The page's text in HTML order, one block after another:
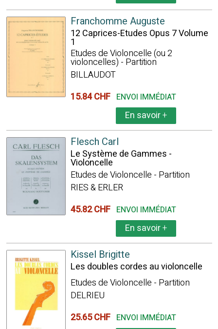
Franchomme Auguste
12 Caprices-Etudes Opus 7 Volume
1
Etudes de Violoncelle (ou 2
violoncelles) - Partition
BILLAUDOT
15.84 CHF ENVOI IMMÉDIAT
En savoir+
Flesch Carl
Le Système de Gammes -
Violoncelle
Etudes de Violoncelle - Partition
RIES & ERLER
45.82 CHF ENVOI IMMÉDIAT
En savoir+
Kissel Brigitte
Les doubles cordes au violoncelle
Etudes de Violoncelle - Partition
DELRIEU
25.65 CHF ENVOI IMMÉDIAT